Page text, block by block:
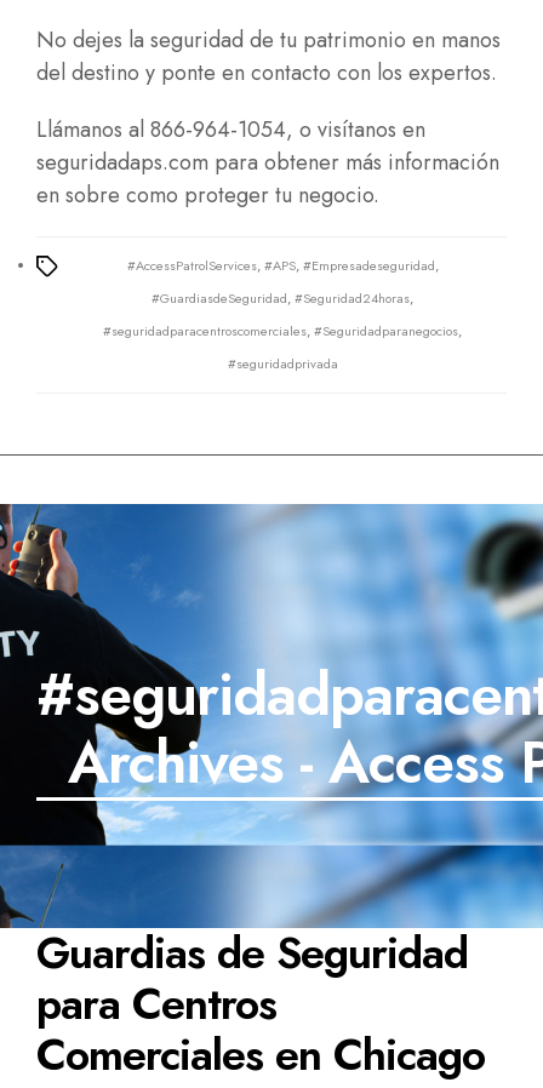
No dejes la seguridad de tu patrimonio en manos
del destino y ponte en contacto con los expertos.
Llámanos al 866-964-1054, o visítanos en
seguridadaps.com para obtener más información
en sobre como proteger tu negocio.
Tags
#AccessPatrolServices,#APS,#Empresadeseguridad,
#GuardiasdeSeguridad,#Seguridad24horas,
#seguridadparacentroscomerciales,#Seguridadparanegocios,
#seguridadprivada
Archives - Access
Guardias de Seguridad
para Centros
Comerciales en Chicago